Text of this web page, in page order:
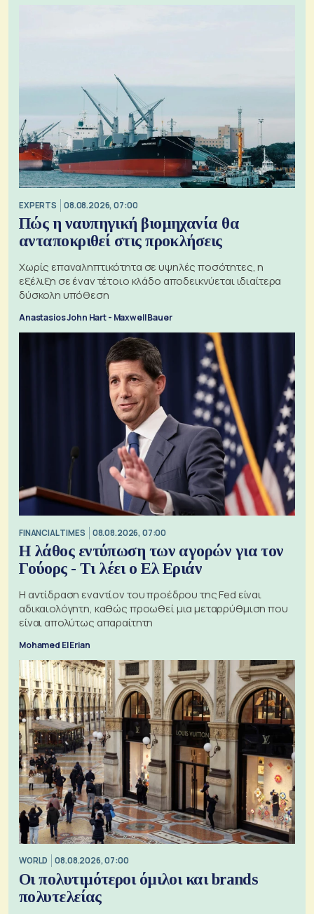
EXPERTS 08.08.2026, 07:00
Πώς η ναυπηγική βιομηχανία θα
ανταποκριθεί στις προκλήσεις
Χωρίς επαναληπτικότητα σε υψηλές ποσότητες, η
εξέλιξη σε έναν τέτοιο κλάδο αποδεικνύεται ιδιαίτερα
δύσκολη υπόθεση
Anastasios John Hart - Maxwell Bauer
FINANCIAL TIMES 08.08.2026, 07:00
Η λάθος εντύπωση των αγορών για τον
Γούορς - Τι λέει ο Ελ Εριάν
Η αντίδραση εναντίον του προέδρου της Fed είναι
αδικαιολόγητη, καθώς προωθεί μια μεταρρύθμιση που
είναι απολύτως απαραίτητη
Mohamed El Erian
WORLD 08.08.2026, 07:00
Οι πολυτιμότεροι όμιλοι και brands
πολυτελείας